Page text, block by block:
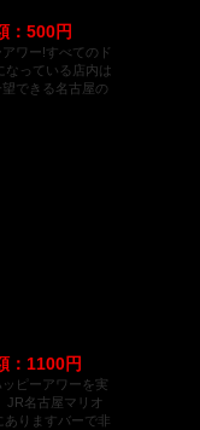
：500円
ワー!すべてのド
なっている店内は
できる名古屋の
：1100円
ピーアワーを実
JR名古屋マリオ
ありますバーで非